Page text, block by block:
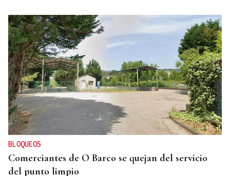
BLOQUEOS
Comerciantes de O Barco se quejan del servicio
del punto limpio